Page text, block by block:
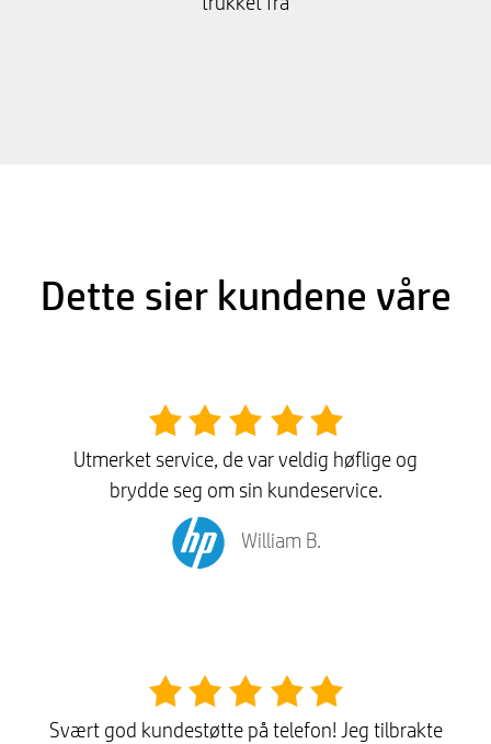
Dette sier kundene våre
Utmerket service, de var veldig høflige og
brydde seg om sin kundeservice.
William B.
Svært god kundestøtte på telefon! Jeg tilbrakte